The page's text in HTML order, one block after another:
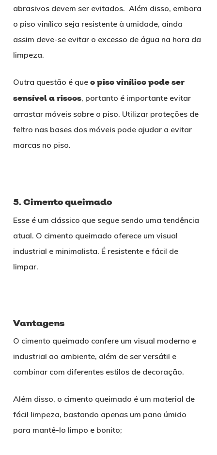
abrasivos devem ser evitados. Além disso, embora
o piso vinílico seja resistente à umidade, ainda
assim deve-se evitar o excesso de água na hora da
limpeza.
Outra questão é que o piso vinílico pode ser
sensível a riscos, portanto é importante evitar
arrastar móveis sobre o piso. Utilizar proteções de
feltro nas bases dos móveis pode ajudar a evitar
marcas no piso.
5. Cimento queimado
Esse é um clássico que segue sendo uma tendência
atual. O cimento queimado oferece um visual
industrial e minimalista. É resistente e fácil de
limpar.
Vantagens
O cimento queimado confere um visual moderno e
industrial ao ambiente, além de ser versátil e
combinar com diferentes estilos de decoração.
Além disso, o cimento queimado é um material de
fácil limpeza, bastando apenas um pano úmido
para mantê-lo limpo e bonito;